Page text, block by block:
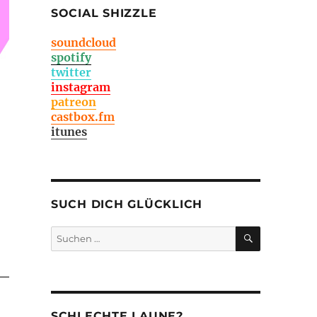
SOCIAL SHIZZLE
soundcloud
spotify
twitter
instagram
patreon
castbox.fm
itunes
SUCH DICH GLÜCKLICH
Suchen
nach:
SUCHEN